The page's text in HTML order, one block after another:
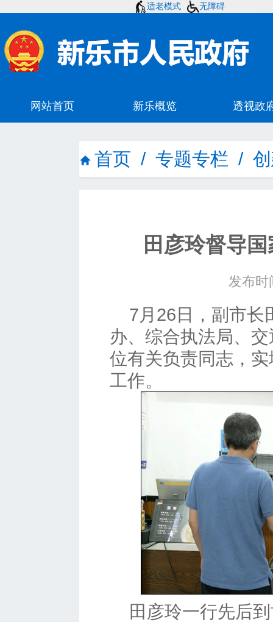
适老模式 无障碍
首页 / 专题专栏 /
田彦玲督导
发布时
7月26日，副市长
办、综合执法局、
位有关负责同志，
工作。
田彦玲一行先后